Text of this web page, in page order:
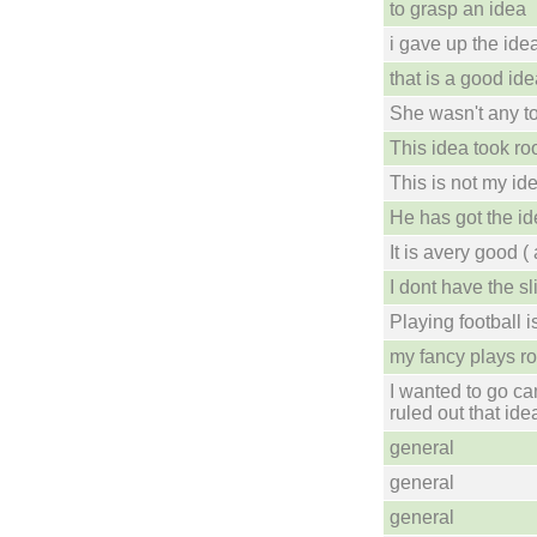
to grasp an idea
i gave up the
that is a good
She wasn't any
This idea took
This is not my
He has got the
It is avery good
I dont have the
Playing football
my fancy plays
I wanted to go
ruled out that
general
general
general